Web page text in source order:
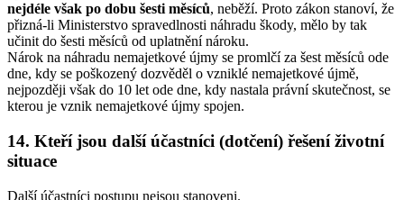
nejdéle však po dobu šesti měsíců, neběží. Proto zákon stanoví, že
přizná-li Ministerstvo spravedlnosti náhradu škody, mělo by tak
učinit do šesti měsíců od uplatnění nároku.
Nárok na náhradu nemajetkové újmy se promlčí za šest měsíců ode
dne, kdy se poškozený dozvěděl o vzniklé nemajetkové újmě,
nejpozději však do 10 let ode dne, kdy nastala právní skutečnost, se
kterou je vznik nemajetkové újmy spojen.
14. Kteří jsou další účastníci (dotčení) řešení životní
situace
Další účastníci postupu nejsou stanoveni.